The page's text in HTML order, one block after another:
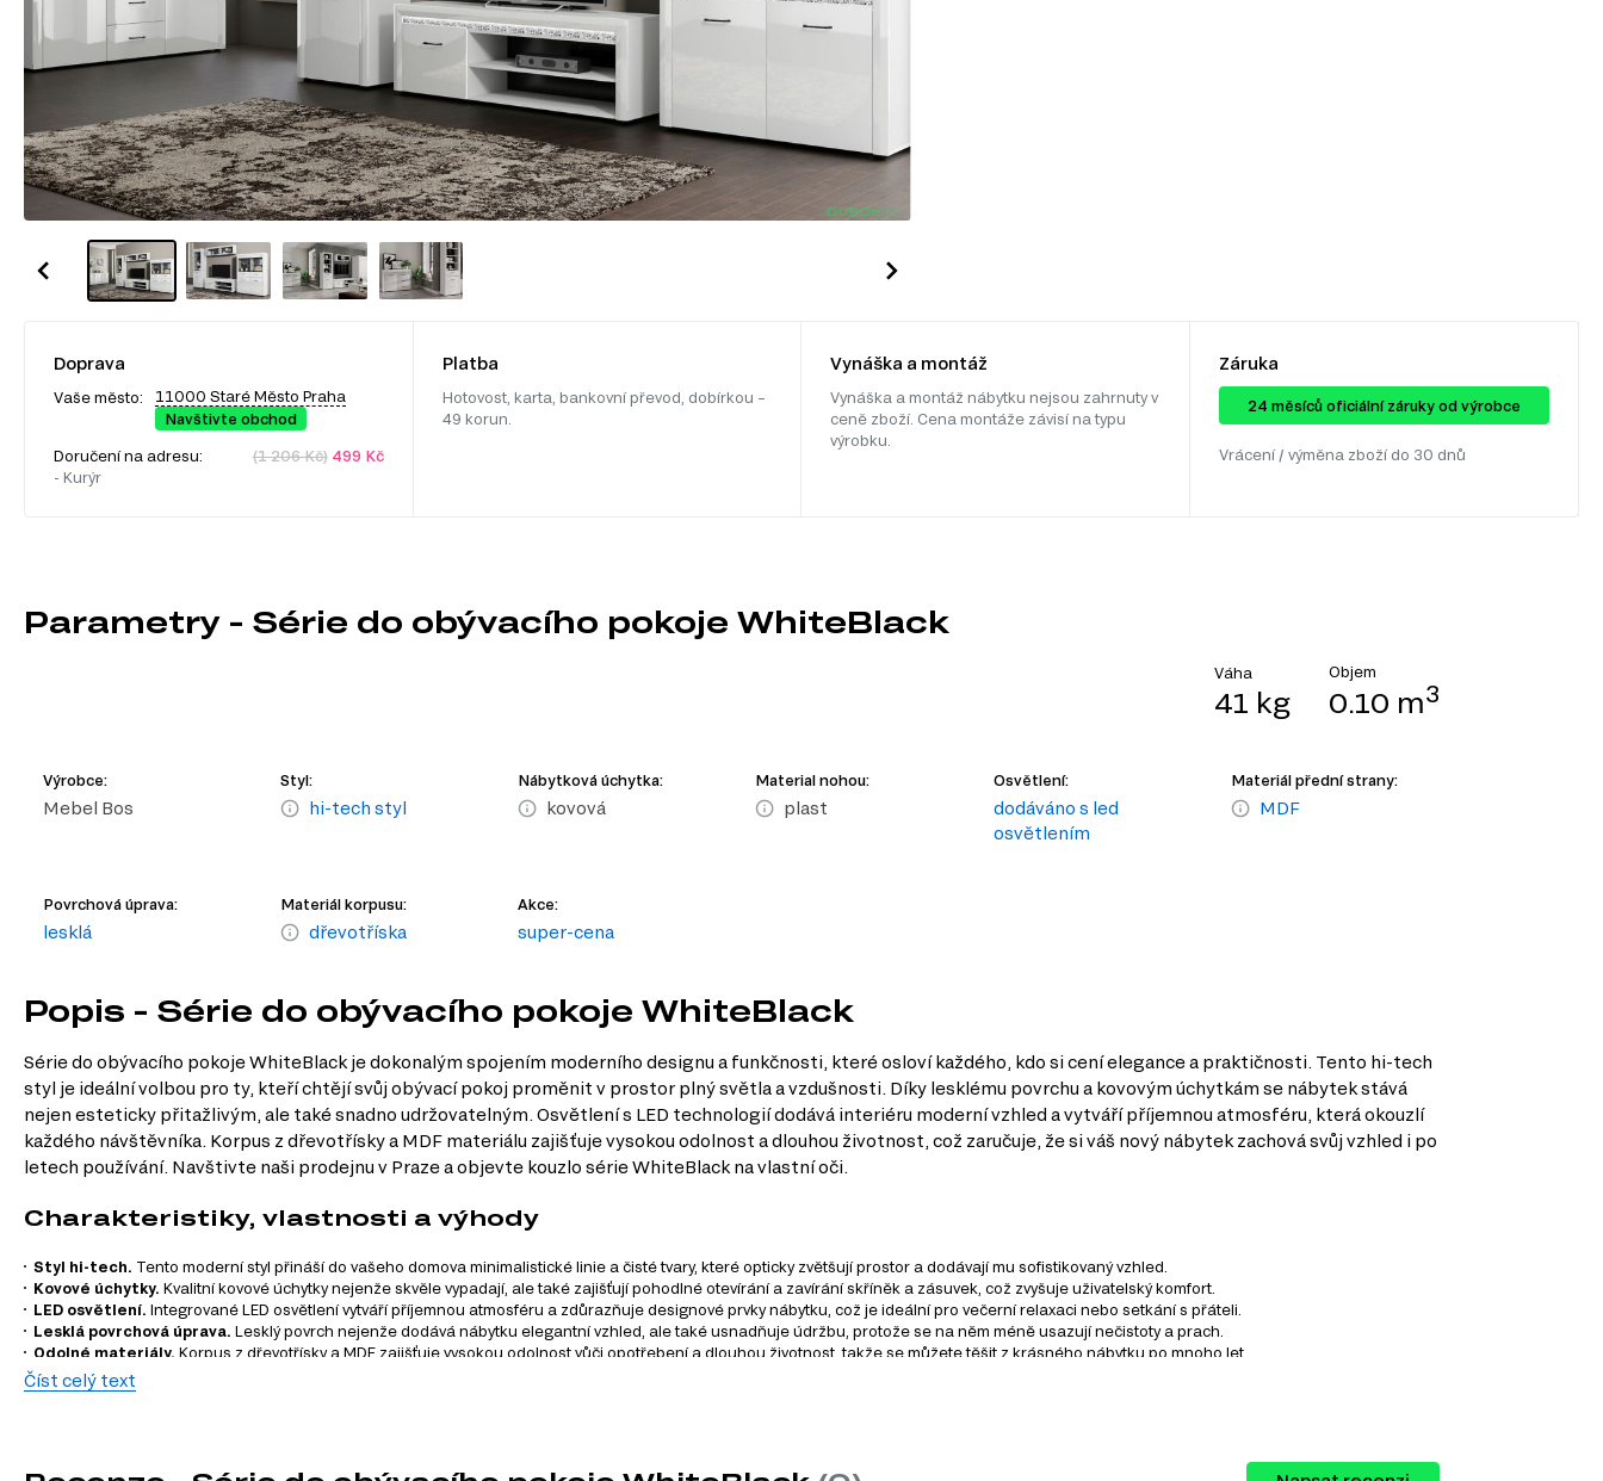
Doprava
Vaše město:
11000 Staré Město Praha
Navštivte obchod
Doručení na adresu:
- Kurýr
(1 206 Kč)499 Kč
Platba
Hotovost, karta, bankovní převod, dobírkou –
49 korun.
Vynáška a montáž
Vynáška a montáž nábytku nejsou zahrnuty v
ceně zboží. Cena montáže závisí na typu
výrobku.
Záruka
24 ​​​​měsíců oficiální záruky od výrobce
Vrácení / výměna zboží do 30 dnů
Parametry - Série do obývacího pokoje WhiteBlack
Váha
41 kg
Objem
0.10 m3
Výrobce:
Mebel Bos
Styl:
hi-tech styl
Nábytková úchytka:
kovová
Material nohou:
plast
Osvětlení:
dodáváno s led
osvětlením
Materiál přední strany:
MDF
Povrchová úprava:
lesklá
Materiál korpusu:
dřevotříska
Akce:
super-cena
Popis - Série do obývacího pokoje WhiteBlack
Série do obývacího pokoje WhiteBlack je dokonalým spojením moderního designu a funkčnosti, které osloví každého, kdo si cení elegance a praktičnosti. Tento hi-tech
styl je ideální volbou pro ty, kteří chtějí svůj obývací pokoj proměnit v prostor plný světla a vzdušnosti. Díky lesklému povrchu a kovovým úchytkám se nábytek stává
nejen esteticky přitažlivým, ale také snadno udržovatelným. Osvětlení s LED technologií dodává interiéru moderní vzhled a vytváří příjemnou atmosféru, která okouzlí
každého návštěvníka. Korpus z dřevotřísky a MDF materiálu zajišťuje vysokou odolnost a dlouhou životnost, což zaručuje, že si váš nový nábytek zachová svůj vzhled i po
letech používání. Navštivte naši prodejnu v Praze a objevte kouzlo série WhiteBlack na vlastní oči.
Charakteristiky, vlastnosti a výhody
Styl hi-tech. Tento moderní styl přináší do vašeho domova minimalistické linie a čisté tvary, které opticky zvětšují prostor a dodávají mu sofistikovaný vzhled.
Kovové úchytky. Kvalitní kovové úchytky nejenže skvěle vypadají, ale také zajišťují pohodlné otevírání a zavírání skříněk a zásuvek, což zvyšuje uživatelský komfort.
LED osvětlení. Integrované LED osvětlení vytváří příjemnou atmosféru a zdůrazňuje designové prvky nábytku, což je ideální pro večerní relaxaci nebo setkání s přáteli.
Lesklá povrchová úprava. Lesklý povrch nejenže dodává nábytku elegantní vzhled, ale také usnadňuje údržbu, protože se na něm méně usazují nečistoty a prach.
Odolné materiály. Korpus z dřevotřísky a MDF zajišťuje vysokou odolnost vůči opotřebení a dlouhou životnost, takže se můžete těšit z krásného nábytku po mnoho let.
Informace o sérii nábytku
Číst celý text